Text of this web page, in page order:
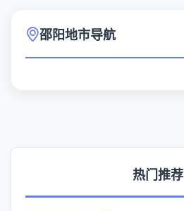
邵阳地市导航
热门推荐